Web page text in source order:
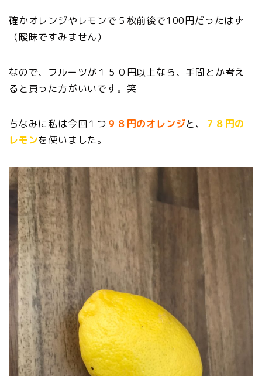
確かオレンジやレモンで５枚前後で100円だったはず
（曖昧ですみません）
なので、フルーツが１５０円以上なら、手間とか考え
ると買った方がいいです。笑
ちなみに私は今回１つ ９８円のオレンジと、
７８円の
レモンを使いました。